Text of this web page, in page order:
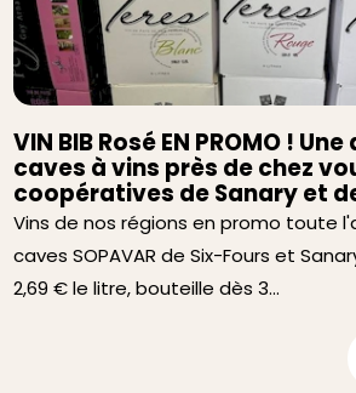
VIN BIB Rosé EN PROMO !
caves à vins près de chez
coopératives de Sanary et
Vins de nos régions en promo toute
caves SOPAVAR de Six-Fours et
2,69 € le litre, bouteille dès 3...